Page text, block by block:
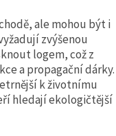
ale mohou být i
zvýšenou
logem, což z
a propagační dárky.
k životnímu
hledají ekologičtější